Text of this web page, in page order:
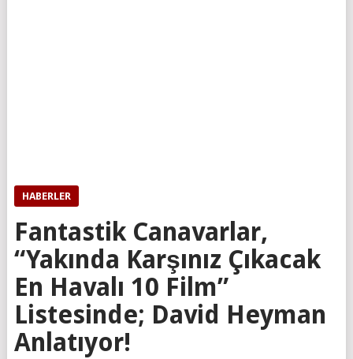
HABERLER
Fantastik Canavarlar,
“Yakında Karşınız Çıkacak
En Havalı 10 Film”
Listesinde; David Heyman
Anlatıyor!